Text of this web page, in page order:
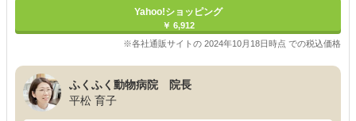
Yahoo!ショッピング
￥ 6,912
※各社通販サイトの 2024年10月18日時点 での税込価格
ふくふく動物病院 院長
平松 育子